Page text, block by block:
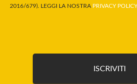
2016/679). LEGGI LA NOSTRA PRIVACY POLICY